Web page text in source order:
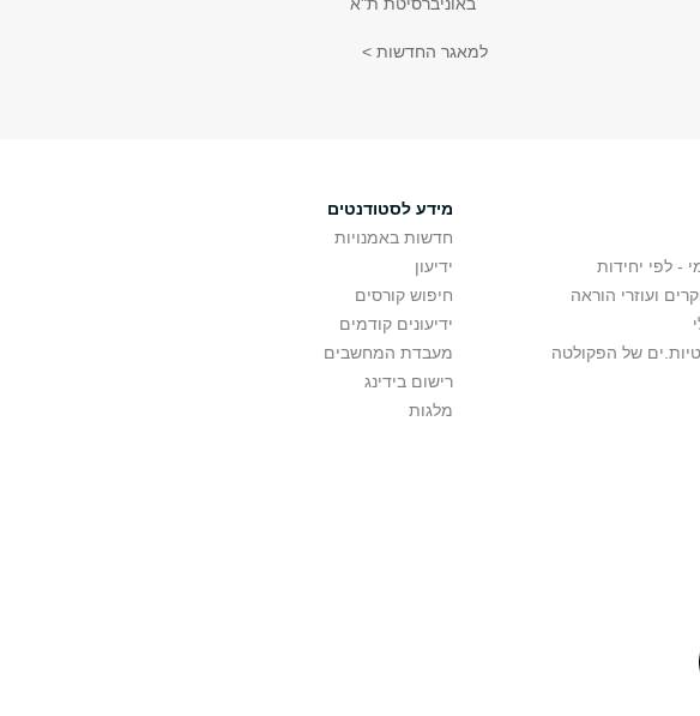
למאגר החדשות >
- לפי יחידות
ועוזרי הוראה
של הפקולטה
מידע לסטודנטים
חדשות באמנויות
ידיעון
חיפוש קורסים
ידיעונים קודמים
מעבדת המחשבים
רישום בידינג
מלגות